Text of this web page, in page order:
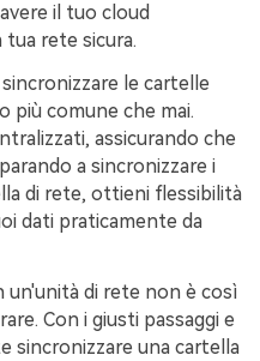
il tuo cloud
rete sicura.
le cartelle
più comune che mai.
assicurando che
a sincronizzare i
di rete, ottieni flessibilità
dati praticamente da
un'unità di rete non è così
Con i giusti passaggi e
sincronizzare una cartella